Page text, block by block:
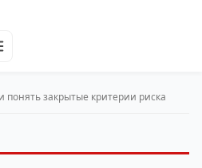
понять закрытые критерии риска